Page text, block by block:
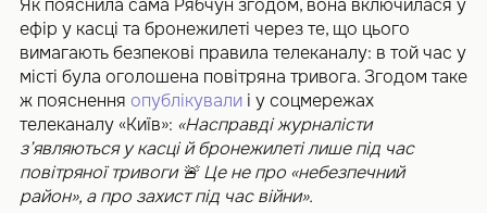
ефір у касці та бронежилеті через те, що цього
вимагають безпекові правила телеканалу: в той час у
місті була оголошена повітряна тривога. Згодом таке
ж пояснення опублікували і у соцмережах
телеканалу «Київ»: «Насправді журналісти
з’являються у касці й бронежилеті лише під час
повітряної тривоги 🚨 Це не про «небезпечний
район», а про захист під час війни».